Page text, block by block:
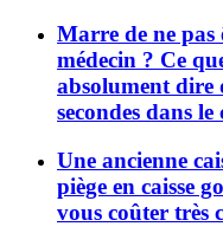
Marre de ne pas
médecin ? Ce
absolument dire
secondes dans
Une ancienne
piège en caisse
vous coûter très